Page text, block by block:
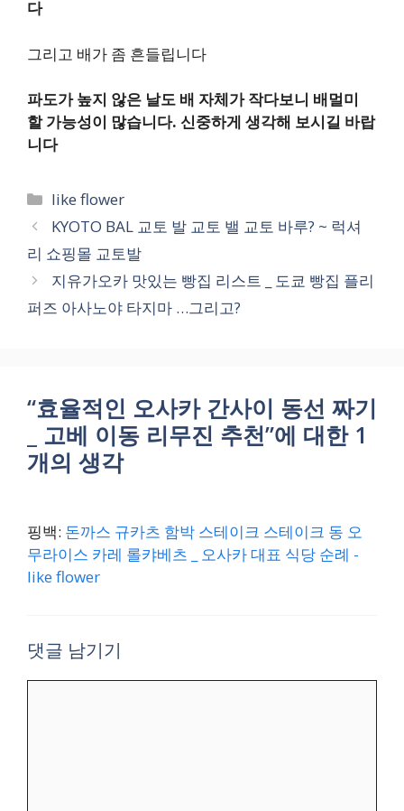
다
그리고 배가 좀 흔들립니다
파도가 높지 않은 날도 배 자체가 작다보니 배멀미
할 가능성이 많습니다. 신중하게 생각해 보시길 바랍
니다
카
테
리
like flower
KYOTO BAL 교토 발 교토 밸 교토 바루? ~ 럭셔
리 쇼핑몰 교토발
지유가오카 맛있는 빵집 리스트 _ 도쿄 빵집 플리
퍼즈 아사노야 타지마 …그리고?
“효율적인 오사카 간사이 동선 짜기
_ 고베 이동 리무진 추천”에 대한 1
개의 생각
핑백: 돈까스 규카츠 함박 스테이크 스테이크 동 오
무라이스 카레 롤캬베츠 _ 오사카 대표 식당 순례 -
like flower
댓글 남기기